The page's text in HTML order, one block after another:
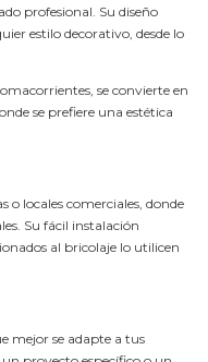
profesional. Su diseño
estilo decorativo, desde lo
se convierte en
se prefiere una estética
o locales comerciales, donde
Su fácil instalación
al bricolaje lo utilicen
mejor se adapte a tus